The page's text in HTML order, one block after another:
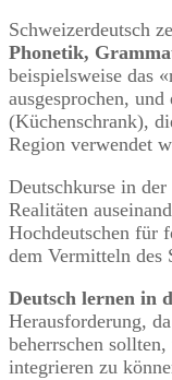
Schweizerdeutsch
Phonetik,
beispielsweise das
ausgesprochen,
(Küchenschrank),
Region verwendet
Deutschkurse in
Realitäten
Hochdeutschen für
dem Vermitteln des
Deutsch lernen in
Herausforderung,
beherrschen
integrieren zu